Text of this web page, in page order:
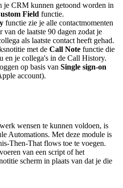
je CRM kunnen getoond worden in
Field functie.
functie zie je alle contactmomenten
van de laatste 90 dagen zodat je
als laatste contact heeft gehad.
met de Call Note functie die
en je collega's in de Call History.
op basis van Single sign-on
account).
wensen te kunnen voldoen, is
Automations. Met deze module is
Then-That flows toe te voegen.
van een script of het
scherm in plaats van dat je die